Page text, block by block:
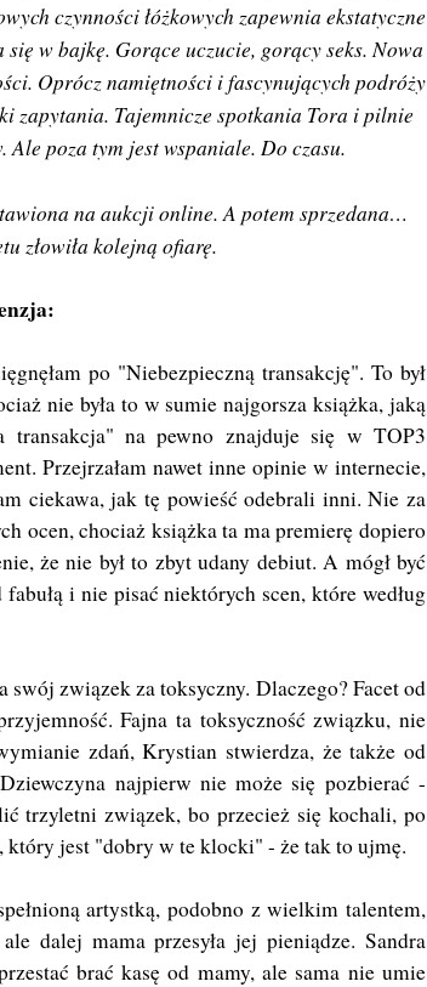
czynności łóżkowych zapewnia ekstatyczne
w bajkę. Gorące uczucie, gorący seks. Nowa
Oprócz namiętności i fascynujących podróży
zapytania. Tajemnicze spotkania Tora i pilnie
poza tym jest wspaniale. Do czasu.
na aukcji online. A potem sprzedana…
złowiła kolejną ofiarę.
po "Niebezpieczną transakcję". To był
nie była to w sumie najgorsza książka, jaką
na pewno znajduje się w TOP3
Przejrzałam nawet inne opinie w internecie,
ciekawa, jak tę powieść odebrali inni. Nie za
ocen, chociaż książka ta ma premierę dopiero
że nie był to zbyt udany debiut. A mógł być
i nie pisać niektórych scen, które według
związek za toksyczny. Dlaczego? Facet od
Fajna ta toksyczność związku, nie
zdań, Krystian stwierdza, że także od
najpierw nie może się pozbierać -
trzyletni związek, bo przecież się kochali, po
który jest "dobry w te klocki" - że tak to ujmę.
artystką, podobno z wielkim talentem,
dalej mama przesyła jej pieniądze. Sandra
brać kasę od mamy, ale sama nie umie